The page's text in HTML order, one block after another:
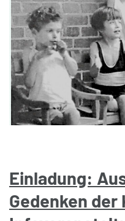
Einladung:
Gedenken der